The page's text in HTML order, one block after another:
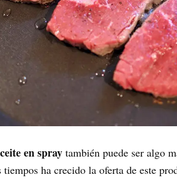
en spray también puede ser algo
ha crecido la oferta de este